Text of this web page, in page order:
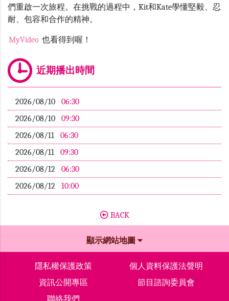
們重啟一次旅程。在挑戰的過程中， Kit和Kate學懂堅毅、忍
耐、包容和合作的精神。
MyVideo 也看得到喔！
近期播出時間
2026/08/10
06:30
2026/08/10
09:30
2026/08/11
06:30
2026/08/11
09:30
2026/08/12
06:30
2026/08/12
10:00
BACK
顯示網站地圖
隱私權保護政策
個人資料保護法聲明
資訊公開專區
節目諮詢委員會